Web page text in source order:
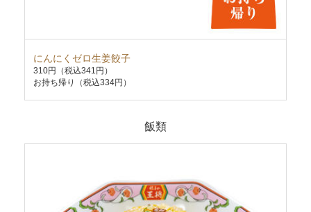
にんにくゼロ生姜餃子
310円
（税込341円）
お持ち帰り（税込334円）
飯類